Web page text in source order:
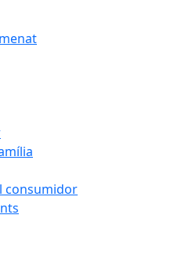
consumidor